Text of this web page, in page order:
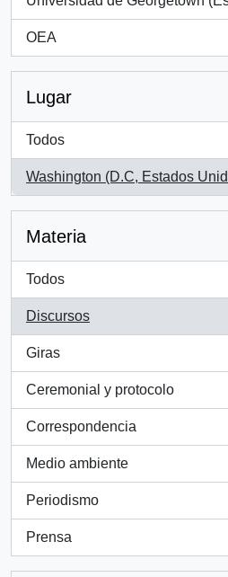
, 1 resultados
OEA
, 1 resultados
Lugar
Todos
Washington (D.C, Estados
, 13 resultados
Materia
Todos
Discursos
, 13 resultados
Giras
, 4 resultados
Ceremonial y protocolo
, 2 resultados
Correspondencia
, 1 resultados
Medio ambiente
, 1 resultados
Periodismo
, 1 resultados
Prensa
, 1 resultados